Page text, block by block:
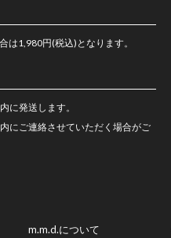
は1,980円(税込)となります。
に発送します。
にご連絡させていただく場合がご
m.m.d.について